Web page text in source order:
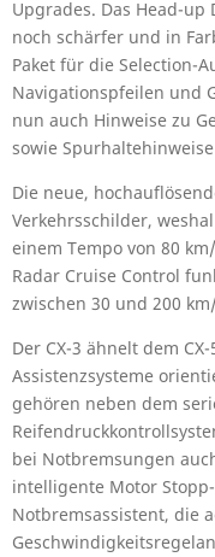
Upgrades. Das Head-
noch schärfer und in
Paket für die Selection-
Navigationspfeilen und
nun auch Hinweise zu
sowie
Die neue,
Verkehrsschilder,
einem Tempo von 80
Radar Cruise Control
zwischen 30 und 200
Der CX-3 ähnelt dem
Assistenzsysteme
gehören neben dem
bei Notbremsungen
intelligente Motor
Notbremsassistent, die